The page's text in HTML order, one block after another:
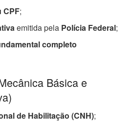
CPF;
emitida pela Polícia Federal;
completo
Básica e
de Habilitação (CNH);